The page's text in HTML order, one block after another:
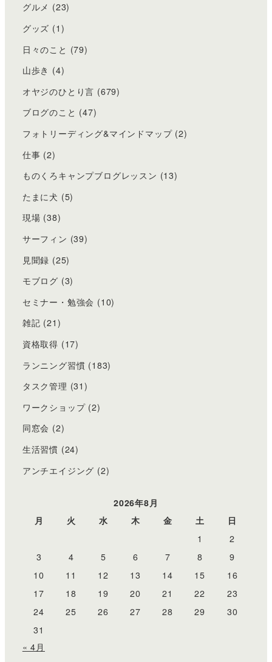
グルメ (23)
グッズ (1)
日々のこと (79)
山歩き (4)
オヤジのひとり言 (679)
ブログのこと (47)
フォトリーディング&マインドマップ(2)
仕事 (2)
ものくろキャンプブログレッスン (13)
たまに犬 (5)
現場 (38)
サーフィン (39)
見聞録 (25)
モブログ (3)
セミナー・勉強会 (10)
雑記 (21)
資格取得 (17)
ランニング習慣 (183)
タスク管理 (31)
ワークショップ(2)
同窓会 (2)
生活習慣 (24)
アンチエイジング (2)
2026年8月
月
火 水 木 金 土
日
1
2
3
4 5 6 7 8
9
10
11 12 13 14 15
16
17
18 19 20 21 22
23
24
25 26 27 28 29
30
31
« 4月